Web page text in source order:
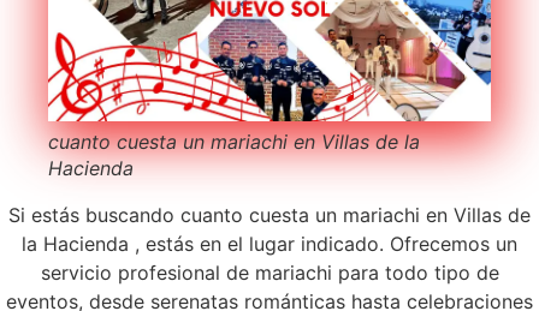
cuanto cuesta un mariachi en Villas de la
Hacienda
Si estás buscando cuanto cuesta un mariachi en Villas de
la Hacienda , estás en el lugar indicado. Ofrecemos un
servicio profesional de mariachi para todo tipo de
eventos, desde serenatas románticas hasta celebraciones